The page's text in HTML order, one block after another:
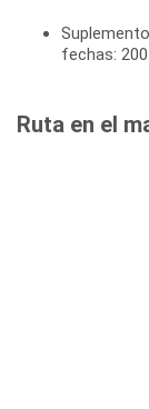
fechas: 200
Ruta en el